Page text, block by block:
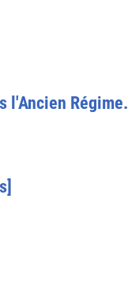
l'Ancien Régime.